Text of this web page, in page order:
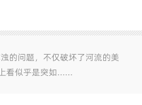
的问题，不仅破坏了河流的美
看似乎是突如……